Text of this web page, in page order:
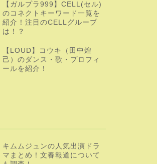
【ガルプラ999】CELL(セル)
のコネクトキーワード一覧を
紹介！注目のCELLグループ
は！？
【LOUD】コウキ（田中煌
己）のダンス・歌・プロフィ
ールを紹介！
キムムジュンの人気出演ドラ
マまとめ！文春報道について